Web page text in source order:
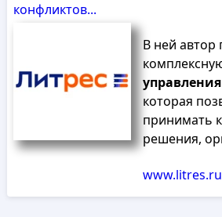
конфликтов...
В ней автор
управления
которая
принимать
решения,
www.litres.ru